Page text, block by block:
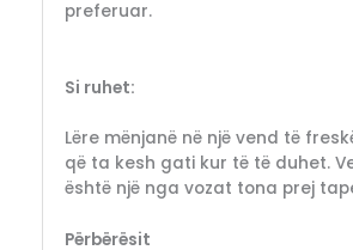
preferuar.
Si ruhet:
Lëre mënjanë në një vend të
që ta kesh gati kur të të duhet.
është një nga vozat tona prej
Përbërësit